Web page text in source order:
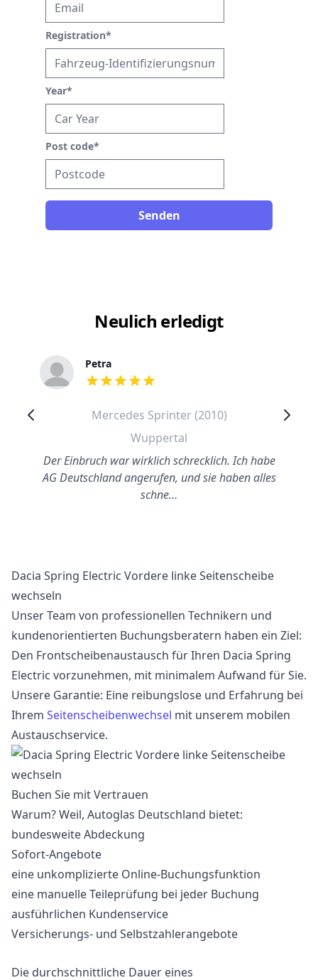
Registration*
Year*
Post code*
Senden
Neulich erledigt
Petra
out of 5 stars
Mercedes Sprinter (2010)
Wuppertal
Der Einbruch war wirklich schrecklich. Ich habe
AG Deutschland angerufen, und sie haben alles
schne…
Dacia Spring Electric Vordere linke Seitenscheibe
wechseln
Unser Team von professionellen Technikern und
kundenorientierten Buchungsberatern haben ein Ziel:
Den Frontscheibenaustausch für Ihren Dacia Spring
Electric vorzunehmen, mit minimalem Aufwand für Sie.
Unsere Garantie: Eine reibungslose und Erfahrung bei
Ihrem Seitenscheibenwechsel mit unserem mobilen
Austauschservice.
Buchen Sie mit Vertrauen
Warum? Weil, Autoglas Deutschland bietet:
bundesweite Abdeckung
Sofort-Angebote
eine unkomplizierte Online-Buchungsfunktion
eine manuelle Teileprüfung bei jeder Buchung
ausführlichen Kundenservice
Versicherungs- und Selbstzahlerangebote
Die durchschnittliche Dauer eines